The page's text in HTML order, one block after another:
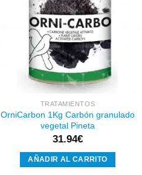
lista de
deseos
TRATAMIENTOS
OrniCarbon 1Kg Carbón granulado
vegetal Pineta
31.94€
AÑADIR AL CARRITO